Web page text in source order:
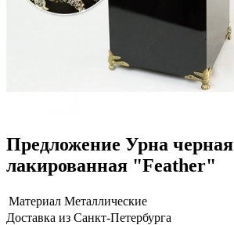
Предложение Урна черная
лакированная "Feather"
Материал Металлические
Доставка из Санкт-Петербурга